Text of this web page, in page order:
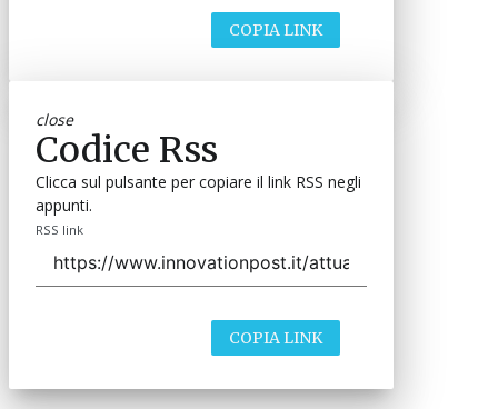
COPIA LINK
close
Codice Rss
Clicca sul pulsante per copiare il link RSS negli
appunti.
RSS link
COPIA LINK